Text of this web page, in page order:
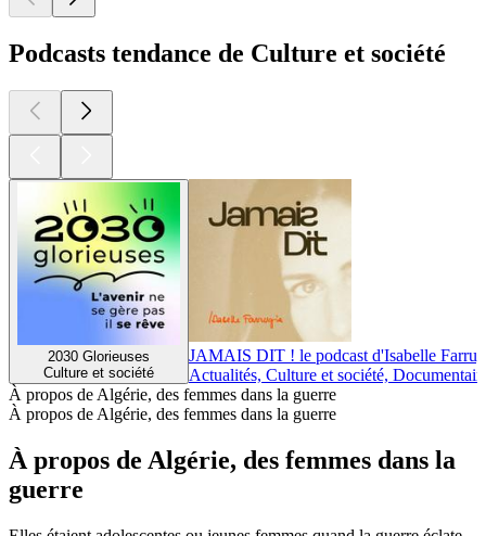
Podcasts tendance de Culture et société
2030 Glorieuses
Culture et société
JAMAIS DIT ! le podcast d'Isabelle
Actualités, Culture et société,
À propos de Algérie, des femmes dans la guerre
À propos de Algérie, des femmes dans la guerre
À propos de Algérie, des femmes dans la
guerre